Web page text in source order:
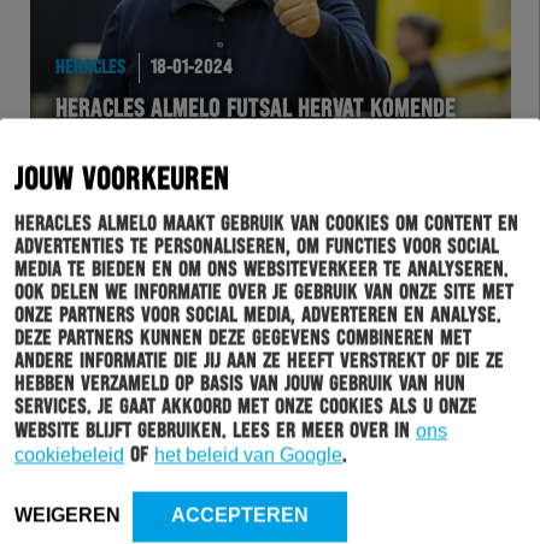
JOUW VOORKEUREN
Heracles Almelo maakt gebruik van cookies om content en
advertenties te personaliseren, om functies voor social
media te bieden en om ons websiteverkeer te analyseren.
Ook delen we informatie over je gebruik van onze site met
onze partners voor social media, adverteren en analyse.
Deze partners kunnen deze gegevens combineren met
andere informatie die jij aan ze heeft verstrekt of die ze
hebben verzameld op basis van jouw gebruik van hun
services. Je gaat akkoord met onze cookies als u onze
website blijft gebruiken. Lees er meer over in ons
cookiebeleid of het beleid van Google.
WEIGEREN ACCEPTEREN
HERACLES 18-01-2024
HERACLES ALMELO FUTSAL HERVAT KOMENDE
FUTSAL 09-12-2023
HERACLES ALMELO FUTSAL WINT MET RUIME
CIJFERS VAN HHC HARDENBERG